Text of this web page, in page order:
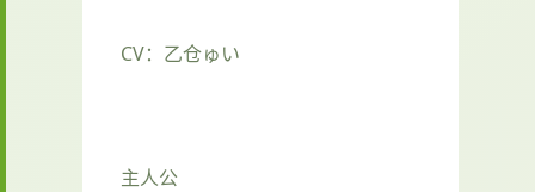
CV：乙仓ゅい
主人公